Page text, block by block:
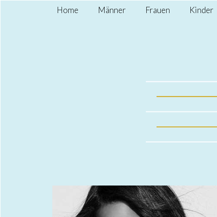
Home Männer Frauen Kinder